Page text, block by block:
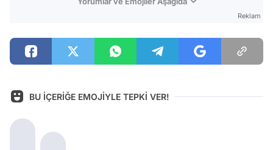
Reklam
BU İÇERİĞE EMOJİYLE TEPKİ VER!